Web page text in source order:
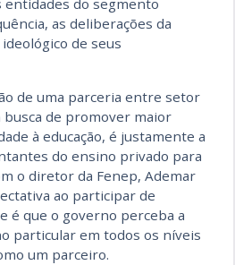
entidades do segmento
as deliberações da
de seus
de uma parceria entre setor
de promover maior
à educação, é justamente a
do ensino privado para
o diretor da Fenep, Ademar
ao participar de
é que o governo perceba a
particular em todos os níveis
um parceiro.